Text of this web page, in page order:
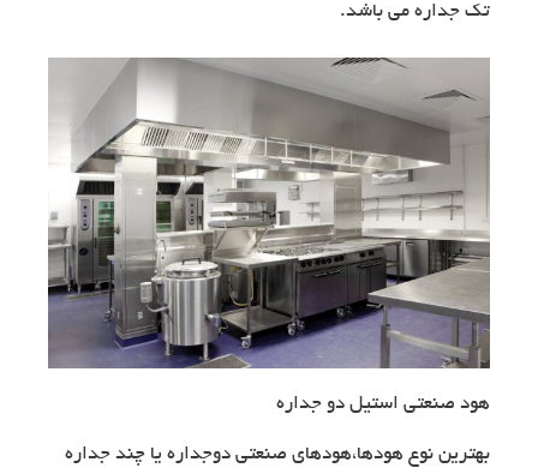
تک جداره می باشد.
هود صنعتی استیل دو جداره
بهترین نوع هودها،هودهای صنعتی دوجداره یا چند جداره